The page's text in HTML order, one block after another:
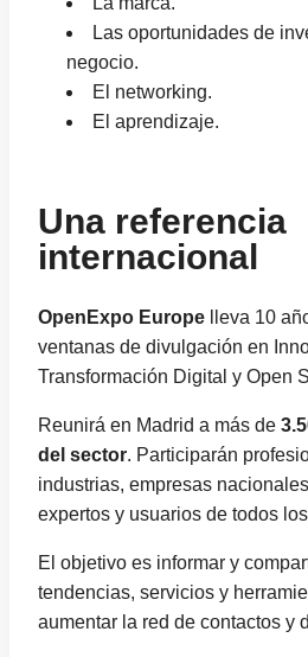
Las oportunidades de
negocio.
El networking.
El aprendizaje.
Una referencia
internacional
OpenExpo Europe lleva 10
ventanas de divulgación en
Transformación Digital y Open
Reunirá en Madrid a más de
del sector. Participarán
industrias, empresas
expertos y usuarios de todos
El objetivo es informar y
tendencias, servicios y
aumentar la red de contactos y